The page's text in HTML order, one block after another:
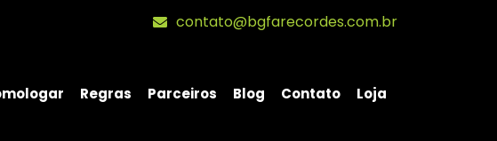
contato@bgfarecordes.com.br
Regras Parceiros Blog Contato Loja